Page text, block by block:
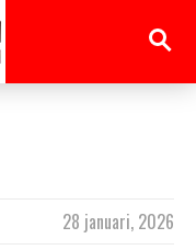
28 januari, 2026